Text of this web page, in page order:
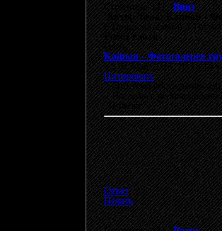
Страницы: [1]Вниз
АвторТема: Kaiman -
0 Пользователей и 1 Гость
Робот сайта
Гость
Kaiman - Фотогалерея
«:02 Май 2026, 16:15:14 »
Цитировать
Это тема обсуждения
«Последнее
Записан
Ответ
Печать